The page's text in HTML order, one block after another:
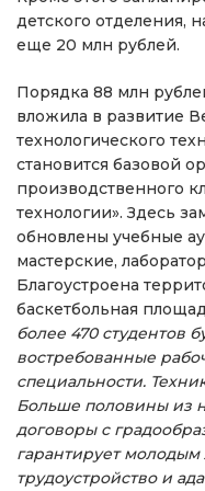
детского отделения,
еще 20 млн рублей.
Порядка 88 млн
вложила в развитие
технологического
становится базовой
производственного
технологии». Здесь
обновлены учебные
мастерские,
Благоустроена
баскетбольная
более 470 студентов
востребованные
специальности.
Больше половины из
договоры с
гарантирует
трудоустройство и